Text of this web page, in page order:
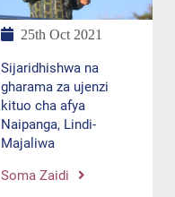
25th Oct 2021
Sijaridhishwa na
gharama za ujenzi
kituo cha afya
Naipanga, Lindi-
Majaliwa
Soma Zaidi